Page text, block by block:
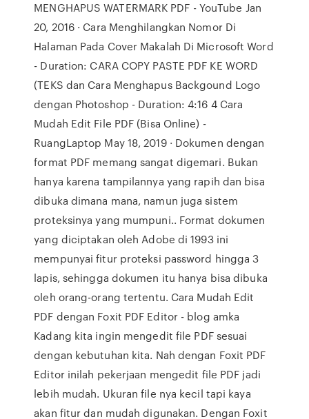
MENGHAPUS WATERMARK PDF - YouTube Jan
20, 2016 · Cara Menghilangkan Nomor Di
Halaman Pada Cover Makalah Di Microsoft Word
- Duration: CARA COPY PASTE PDF KE WORD
(TEKS dan Cara Menghapus Backgound Logo
dengan Photoshop - Duration: 4:16 4 Cara
Mudah Edit File PDF (Bisa Online) -
RuangLaptop May 18, 2019 · Dokumen dengan
format PDF memang sangat digemari. Bukan
hanya karena tampilannya yang rapih dan bisa
dibuka dimana mana, namun juga sistem
proteksinya yang mumpuni.. Format dokumen
yang diciptakan oleh Adobe di 1993 ini
mempunyai fitur proteksi password hingga 3
lapis, sehingga dokumen itu hanya bisa dibuka
oleh orang-orang tertentu. Cara Mudah Edit
PDF dengan Foxit PDF Editor - blog amka
Kadang kita ingin mengedit file PDF sesuai
dengan kebutuhan kita. Nah dengan Foxit PDF
Editor inilah pekerjaan mengedit file PDF jadi
lebih mudah. Ukuran file nya kecil tapi kaya
akan fitur dan mudah digunakan. Dengan Foxit